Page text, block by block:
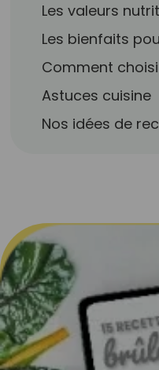
Les valeurs
Les bienfaits
Comment
Astuces cuisine
Nos idées de